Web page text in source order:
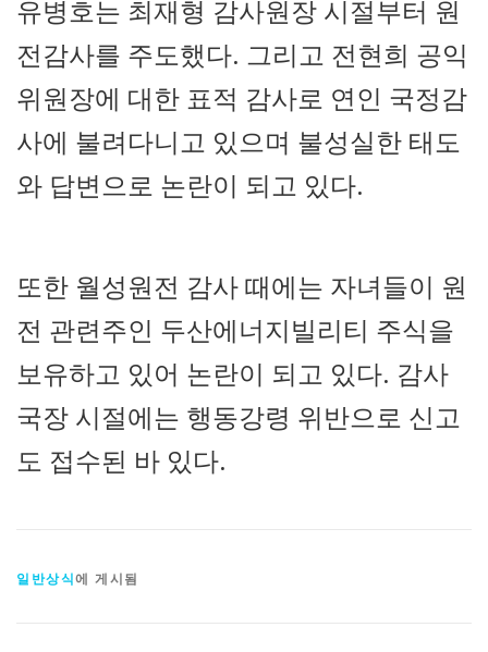
유병호는 최재형 감사원장 시절부터 원
전감사를 주도했다. 그리고 전현희 공익
위원장에 대한 표적 감사로 연인 국정감
사에 불려다니고 있으며 불성실한 태도
와 답변으로 논란이 되고 있다.
또한 월성원전 감사 때에는 자녀들이 원
전 관련주인 두산에너지빌리티 주식을
보유하고 있어 논란이 되고 있다. 감사
국장 시절에는 행동강령 위반으로 신고
도 접수된 바 있다.
일반상식에 게시됨